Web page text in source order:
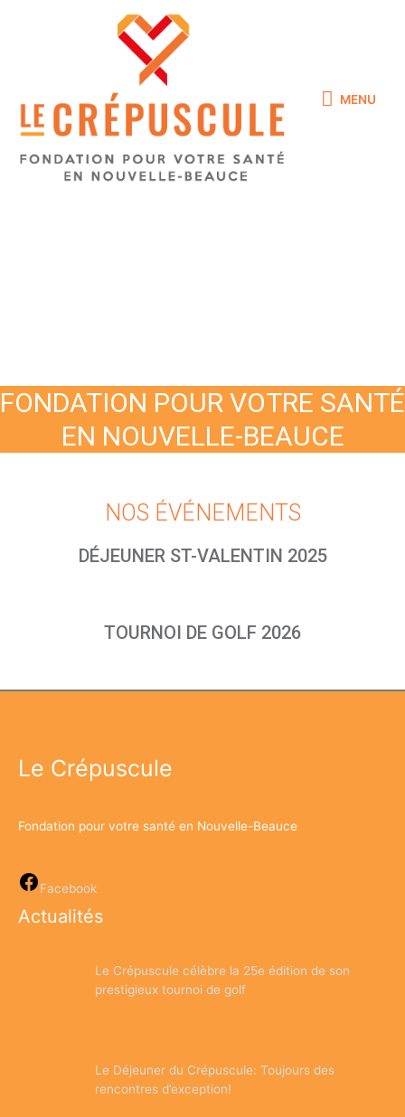
MENU
FONDATION POUR VOTRE SANTÉ
EN NOUVELLE-BEAUCE
NOS ÉVÉNEMENTS
DÉJEUNER ST-VALENTIN 2025
TOURNOI DE GOLF 2026
Le Crépuscule
Fondation pour votre santé en Nouvelle-Beauce
Facebook
Actualités
Le Crépuscule célèbre la 25e édition de son
prestigieux tournoi de golf
Le Déjeuner du Crépuscule: Toujours des
rencontres d’exception!